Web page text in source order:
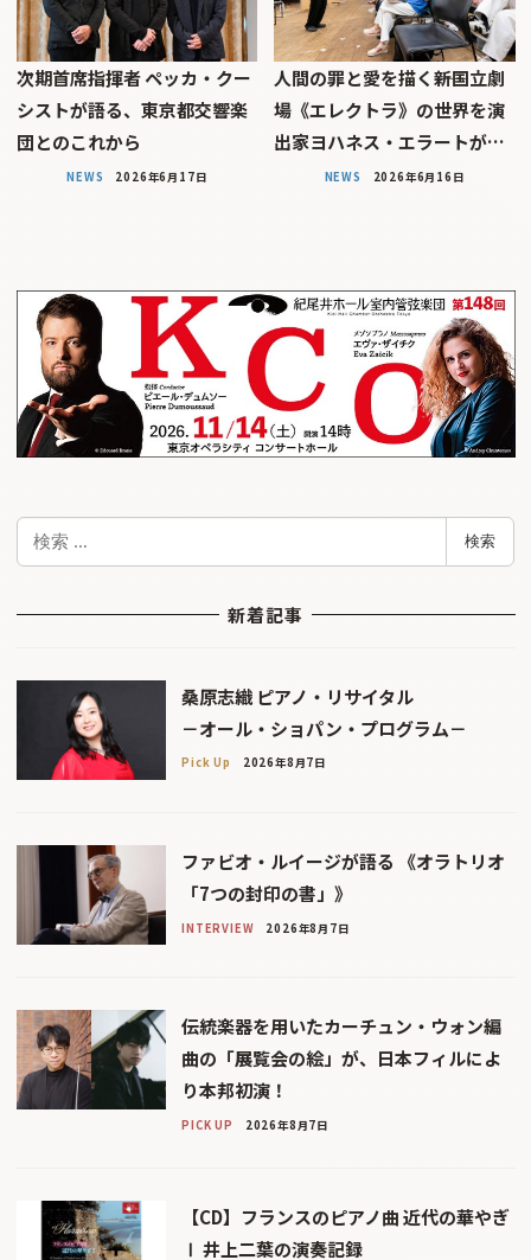
次期首席指揮者 ペッカ・クー
シストが語る、東京都交響楽
団とのこれから
NEWS 2026年6月17日
人間の罪と愛を描く――新国立劇
場《エレクトラ》の世界を演
出家ヨハネス・エラートが…
NEWS 2026年6月16日
検
検索
新着記事
桑原志織 ピアノ・リサイタル
－オール・ショパン・プログラム－
Pick Up 2026年8月7日
ファビオ・ルイージが語る 《オラトリオ
「7つの封印の書」》
INTERVIEW 2026年8月7日
伝統楽器を用いたカーチュン・ウォン編
曲の「展覧会の絵」が、日本フィルによ
り本邦初演！
PICK UP 2026年8月7日
【CD】フランスのピアノ曲 近代の華やぎ
Ⅰ 井上二葉の演奏記録